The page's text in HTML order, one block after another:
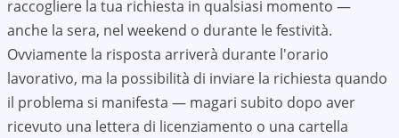
raccogliere la tua richiesta in qualsiasi momento —
anche la sera, nel weekend o durante le festività.
Ovviamente la risposta arriverà durante l'orario
lavorativo, ma la possibilità di inviare la richiesta quando
il problema si manifesta — magari subito dopo aver
ricevuto una lettera di licenziamento o una cartella